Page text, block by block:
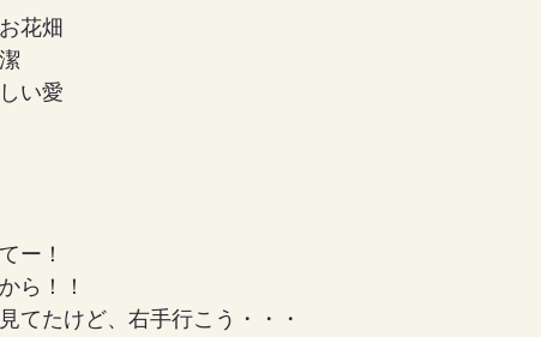
花畑
い愛
ー！
ら！！
てたけど、右手行こう・・・